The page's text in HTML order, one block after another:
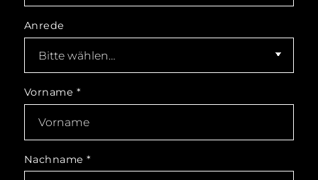
Anrede
Vorname *
Nachname*